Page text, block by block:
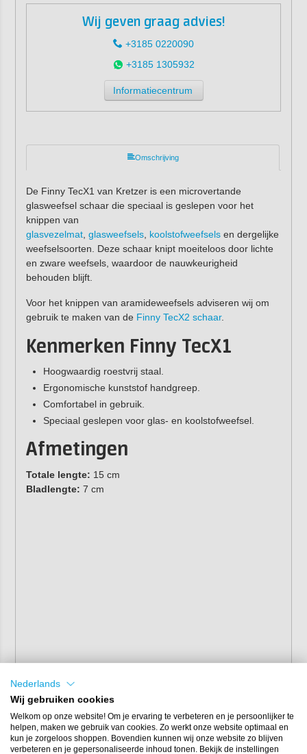
Wij geven graag advies!
+3185 0220090
+3185 1305932
Informatiecentrum
Omschrijving
De Finny TecX1 van Kretzer is een microvertande
glasweefsel schaar die speciaal is geslepen voor het
knippen van
glasvezelmat, glasweefsels, koolstofweefselsen dergelijke
weefselsoorten. Deze schaar knipt moeiteloos door lichte
en zware weefsels, waardoor de nauwkeurigheid
behouden blijft.
Voor het knippen van aramideweefsels adviseren wij om
gebruik te maken van de Finny TecX2 schaar.
Kenmerken Finny TecX1
Hoogwaardig roestvrij staal.
Ergonomische kunststof handgreep.
Comfortabel in gebruik.
Speciaal geslepen voor glas- en koolstofweefsel.
Afmetingen
Totale lengte: 15 cm
Bladlengte: 7 cm
Nederlands
Wij gebruiken cookies
Welkom op onze website! Om je ervaring te verbeteren en je persoonlijker te
helpen, maken we gebruik van cookies. Zo werkt onze website optimaal en
kun je zorgeloos shoppen. Bovendien kunnen wij onze website zo blijven
verbeteren en je gepersonaliseerde inhoud tonen. Bekijk de instellingen